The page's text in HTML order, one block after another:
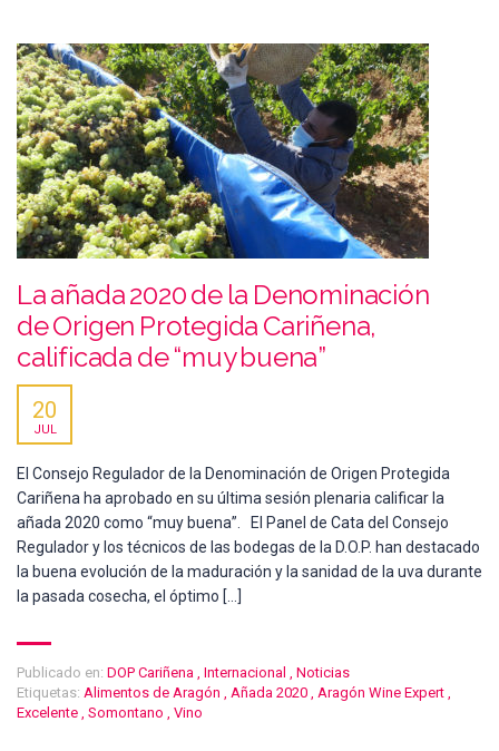
La añada 2020 de la Denominación
de Origen Protegida Cariñena,
calificada de “muy buena”
20
JUL
El Consejo Regulador de la Denominación de Origen Protegida
Cariñena ha aprobado en su última sesión plenaria calificar la
añada 2020 como “muy buena”. El Panel de Cata del Consejo
Regulador y los técnicos de las bodegas de la D.O.P. han destacado
la buena evolución de la maduración y la sanidad de la uva durante
la pasada cosecha, el óptimo […]
Publicado en: DOP Cariñena , Internacional , Noticias
Etiquetas: Alimentos de Aragón , Añada 2020 , Aragón Wine Expert ,
Excelente , Somontano , Vino